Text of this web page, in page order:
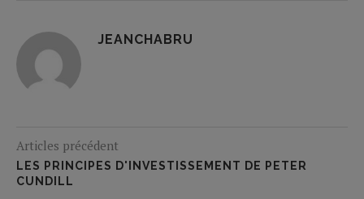
JEANCHABRU
Articles précédent
LES PRINCIPES D'INVESTISSEMENT DE PETER
CUNDILL